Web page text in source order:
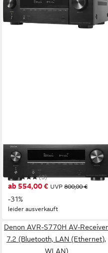
DENON
AVR-X1800H AV-Receiver
(3)
ab 554,00 € UVP 800,00 €
-31%
leider ausverkauft
Denon AVR-S770H AV-Receiver
7.2 (Bluetooth, LAN (Ethernet),
WLAN)